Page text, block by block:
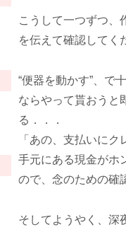
こうして一つずつ、
を伝えて確認してく
“便器を動かす”、で
ならやって貰おうと
る．．．
「あの、支払いにク
手元にある現金がホ
ので、念のための確
そしてようやく、深